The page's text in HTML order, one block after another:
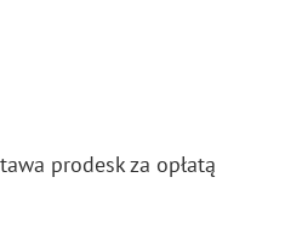
pro­desk za opła­tą